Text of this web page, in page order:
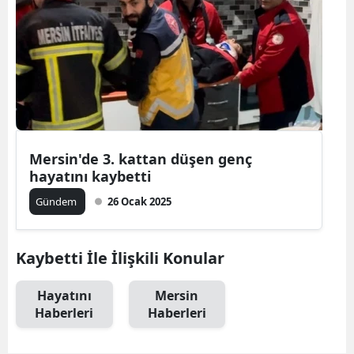
Mersin'de 3. kattan düşen genç
hayatını kaybetti
Gündem 26 Ocak 2025
Kaybetti İle İlişkili Konular
Hayatını
Haberleri
Mersin
Haberleri